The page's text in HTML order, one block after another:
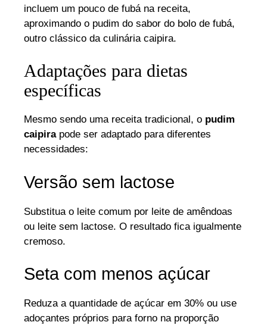
incluem um pouco de fubá na receita,
aproximando o pudim do sabor do bolo de fubá,
outro clássico da culinária caipira.
Adaptações para dietas
específicas
Mesmo sendo uma receita tradicional, o pudim
caipirapode ser adaptado para diferentes
necessidades:
Versão sem lactose
Substitua o leite comum por leite de amêndoas
ou leite sem lactose. O resultado fica igualmente
cremoso.
Seta com menos açúcar
Reduza a quantidade de açúcar em 30% ou use
adoçantes próprios para forno na proporção